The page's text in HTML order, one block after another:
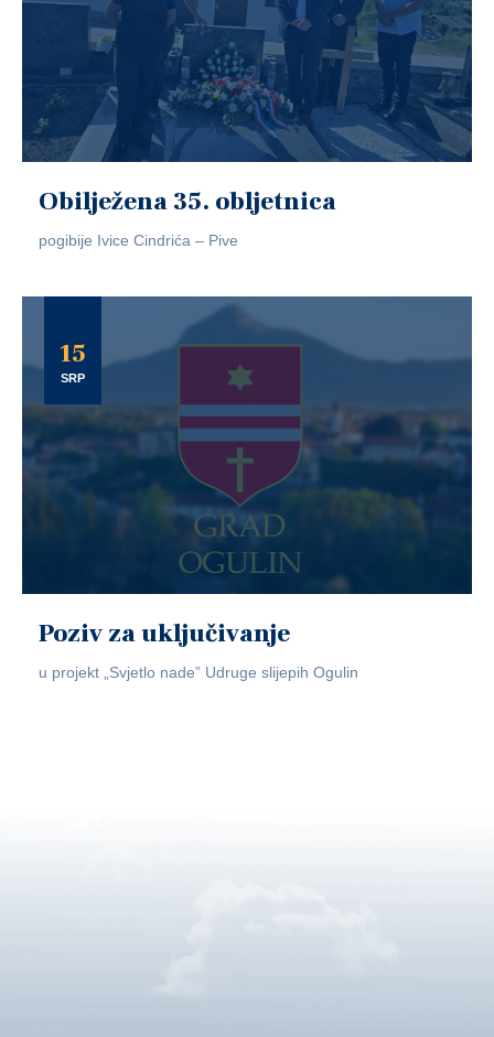
Obilježena 35. obljetnica
pogibije Ivice Cindrića – Pive
15
SRP
Poziv za uključivanje
u projekt „Svjetlo nade” Udruge slijepih Ogulin